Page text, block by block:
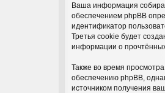
Ваша информация
обеспечением phpBB
идентификатор
Третья cookie будет
информации о
Также во время
обеспечению phpBB,
источником получения